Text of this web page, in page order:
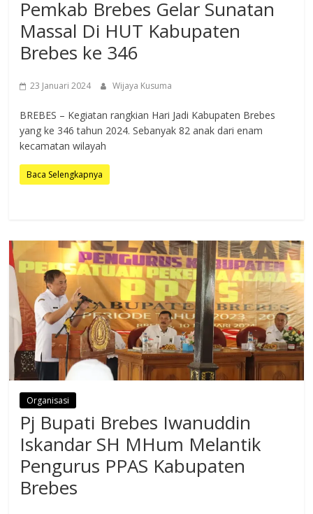
Pemkab Brebes Gelar Sunatan
Massal Di HUT Kabupaten
Brebes ke 346
23 Januari 2024 Wijaya Kusuma
BREBES – Kegiatan rangkian Hari Jadi Kabupaten Brebes
yang ke 346 tahun 2024. Sebanyak 82 anak dari enam
kecamatan wilayah
Baca Selengkapnya
Organisasi
Pj Bupati Brebes Iwanuddin
Iskandar SH MHum Melantik
Pengurus PPAS Kabupaten
Brebes